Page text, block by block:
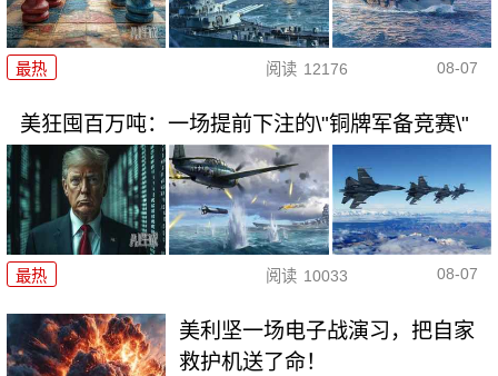
最热 阅读 12176 08-07
美狂囤百万吨：一场提前下注的\"铜牌军备竞赛\"
最热 阅读 10033 08-07
美利坚一场电子战演习，把自家
救护机送了命！